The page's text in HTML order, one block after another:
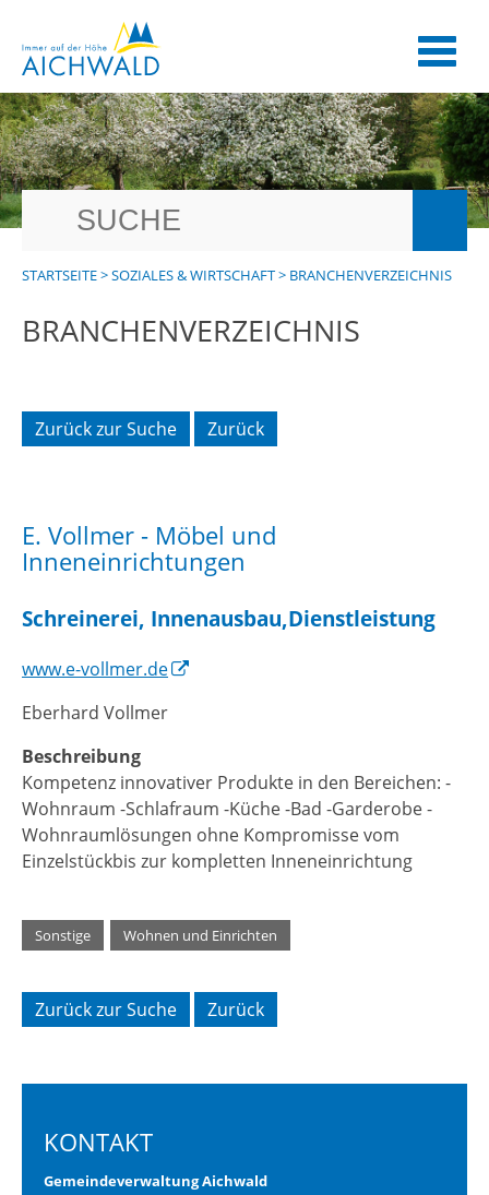
STARTSEITE>SOZIALES & WIRTSCHAFT> BRANCHENVERZEICHNIS
BRANCHENVERZEICHNIS
Zurück zur Suche Zurück
E. Vollmer - Möbel und
Inneneinrichtungen
Schreinerei, Innenausbau,Dienstleistung
www.e-vollmer.de
Eberhard Vollmer
Beschreibung
Kompetenz innovativer Produkte in den Bereichen: -
Wohnraum -Schlafraum -Küche -Bad -Garderobe -
Wohnraumlösungen ohne Kompromisse vom
Einzelstückbis zur kompletten Inneneinrichtung
Sonstige Wohnen und Einrichten
Zurück zur Suche Zurück
KONTAKT
Gemeindeverwaltung Aichwald